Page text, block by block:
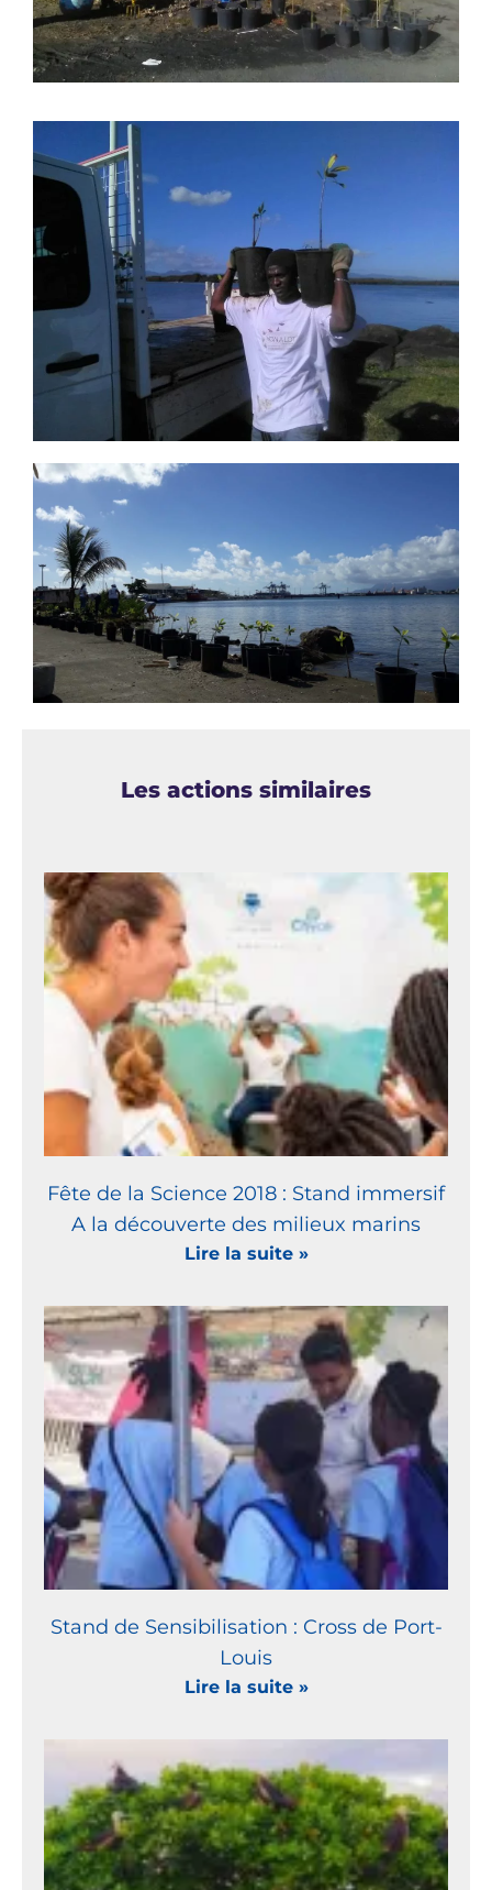
Les actions similaires
Fête de la Science 2018 : Stand immersif
A la découverte des milieux marins
Lire la suite »
Stand de Sensibilisation : Cross de Port-
Louis
Lire la suite »